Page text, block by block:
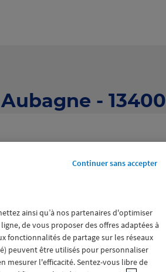
- 13400
à Aubagne
ainsi qu’à nos partenaires d'optimiser
de vous proposer des offres adaptées à
fonctionnalités de partage sur les réseaux
peuvent être utilisés pour personnaliser
mesurer l'efficacité. Sentez-vous libre de
Continuer sans accepter